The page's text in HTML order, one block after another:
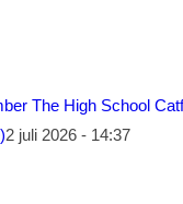
The High School
2 juli 2026 - 14:37